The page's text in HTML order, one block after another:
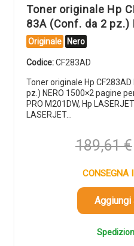
Toner originale Hp
83A (Conf. da 2 pz.)
Originale Nero
Codice:CF283AD
Toner originale Hp
pz.) NERO 1500×2 pagine
PRO M201DW, Hp
LASERJET…
189,61€
CONSEGNA
Aggiungi